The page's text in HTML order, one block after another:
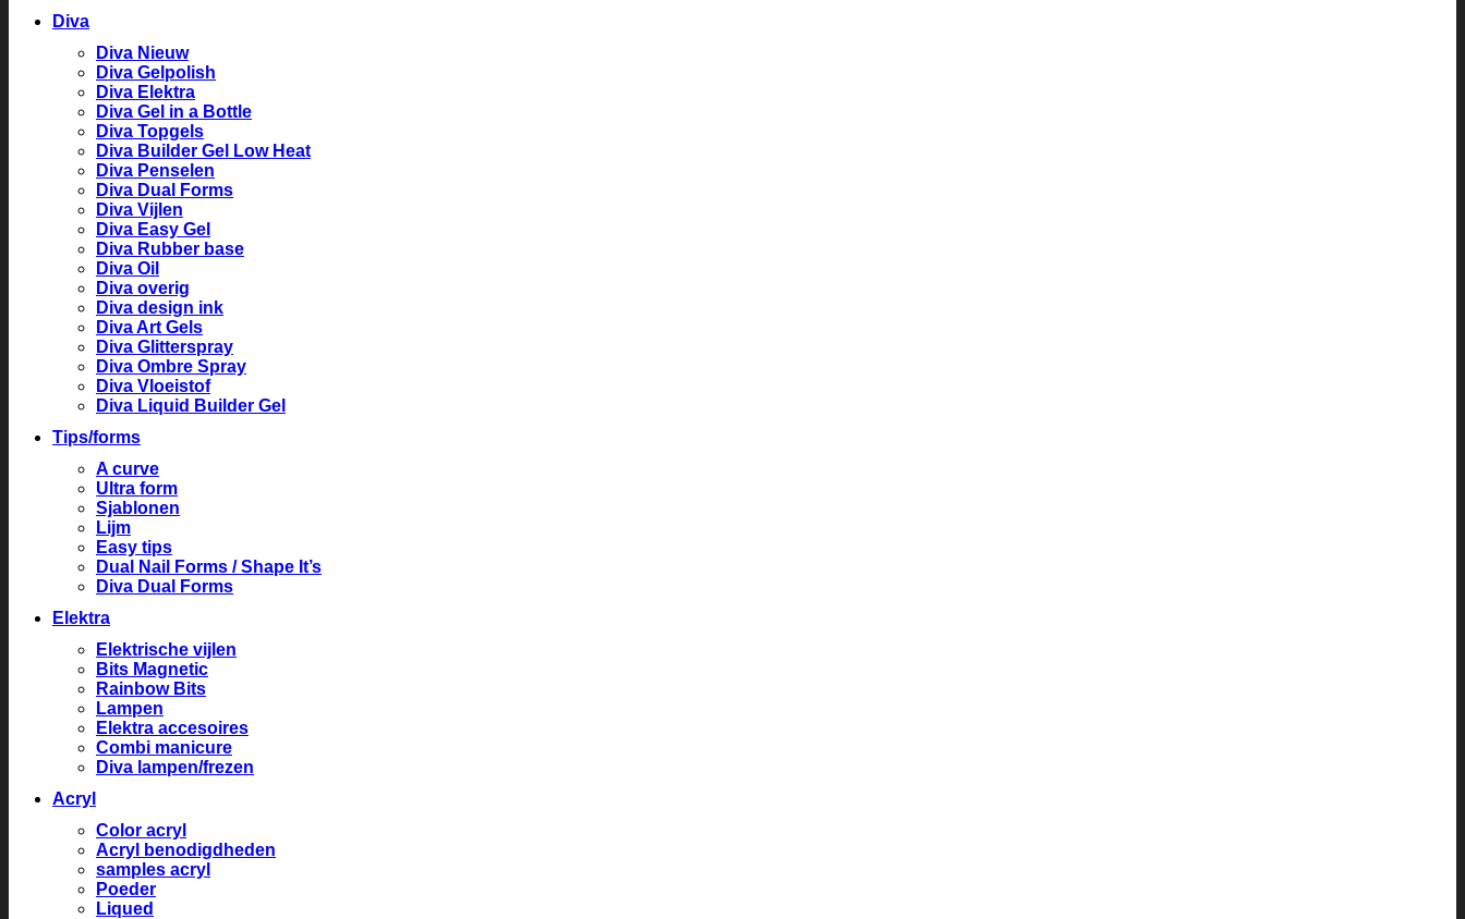
Diva
Diva Nieuw
Diva Gelpolish
Diva Elektra
Diva Gel in a Bottle
Diva Topgels
Diva Builder Gel Low Heat
Diva Penselen
Diva Dual Forms
Diva Vijlen
Diva Easy Gel
Diva Rubber base
Diva Oil
Diva overig
Diva design ink
Diva Art Gels
Diva Glitterspray
Diva Ombre Spray
Diva Vloeistof
Diva Liquid Builder Gel
Tips/forms
A curve
Ultra form
Sjablonen
Lijm
Easy tips
Dual Nail Forms / Shape It’s
Diva Dual Forms
Elektra
Elektrische vijlen
Bits Magnetic
Rainbow Bits
Lampen
Elektra accesoires
Combi manicure
Diva lampen/frezen
Acryl
Color acryl
Acryl benodigdheden
samples acryl
Poeder
Liqued